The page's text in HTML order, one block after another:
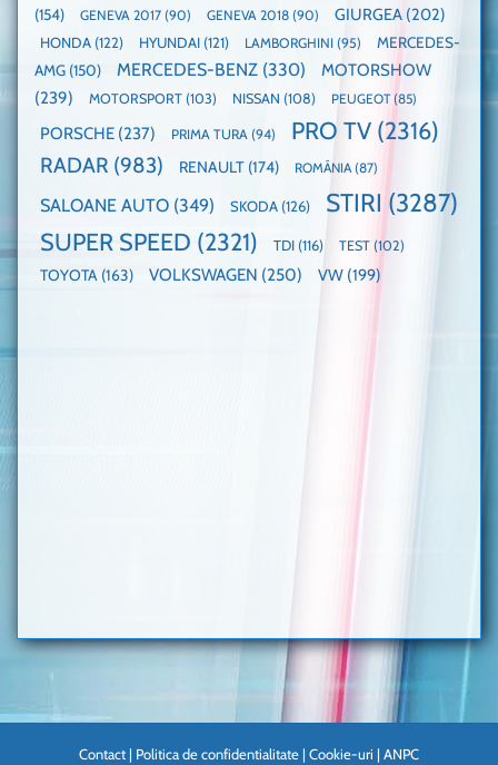
(154)
GENEVA 2017 (90) GENEVA 2018 (90) GIURGEA (202)
HONDA (122) HYUNDAI (121) LAMBORGHINI (95)
MERCEDES-
AMG (150) MERCEDES-BENZ (330)
MOTORSHOW
(239)
MOTORSPORT (103) NISSAN (108) PEUGEOT(85)
PORSCHE (237) PRIMA TURA (94) PRO TV (2316)
RADAR (983) RENAULT (174) ROMÂNIA(87)
SALOANE AUTO (349) SKODA (126) STIRI (3287)
SUPER SPEED (2321) TDI (116) TEST (102)
TOYOTA (163) VOLKSWAGEN (250) VW (199)
Contact | Politica de confidentialitate | Cookie-uri | ANPC